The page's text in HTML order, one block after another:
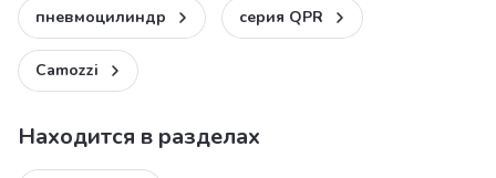
пневмоцилиндр серия QPR
Camozzi
Находится в разделах